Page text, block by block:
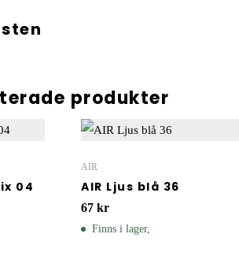
produkter
04
AIR
AIR Ljus blå 36
67 kr
Finns i lager,